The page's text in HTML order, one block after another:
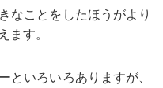
なことをしたほうがより
ます。
といろいろありますが、